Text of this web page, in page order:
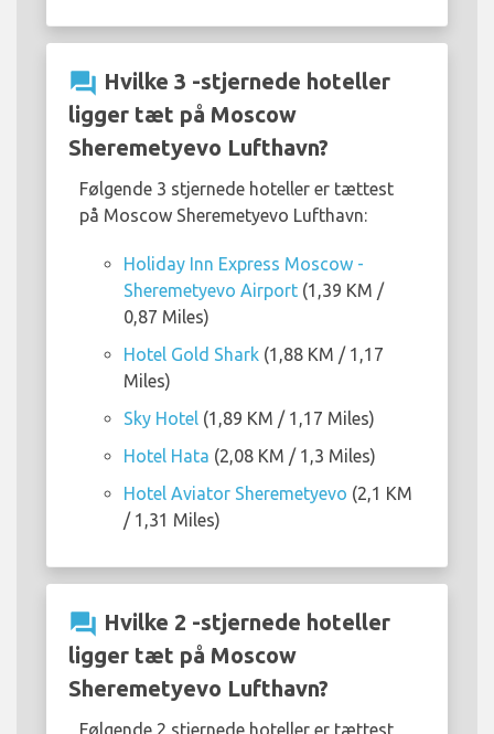
question_answer Hvilke 3 -stjernede hoteller
ligger tæt på Moscow
Sheremetyevo Lufthavn?
Følgende 3 stjernede hoteller er tættest
på Moscow Sheremetyevo Lufthavn:
Holiday Inn Express Moscow -
Sheremetyevo Airport (1,39 KM /
0,87 Miles)
Hotel Gold Shark (1,88 KM / 1,17
Miles)
Sky Hotel (1,89 KM / 1,17 Miles)
Hotel Hata (2,08 KM / 1,3 Miles)
Hotel Aviator Sheremetyevo (2,1 KM
/ 1,31 Miles)
question_answer Hvilke 2 -stjernede hoteller
ligger tæt på Moscow
Sheremetyevo Lufthavn?
Følgende 2 stjernede hoteller er tættest